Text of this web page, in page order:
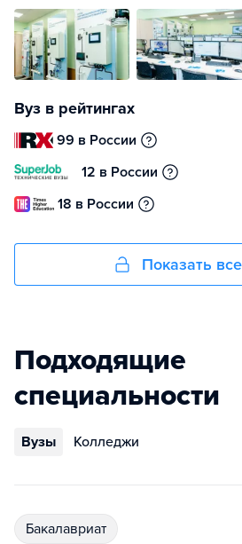
Вуз в рейтингах
99 в России
12 в России
18 в России
Показать
Подходящие
специальности
Вузы Колледжи
бакалавриат